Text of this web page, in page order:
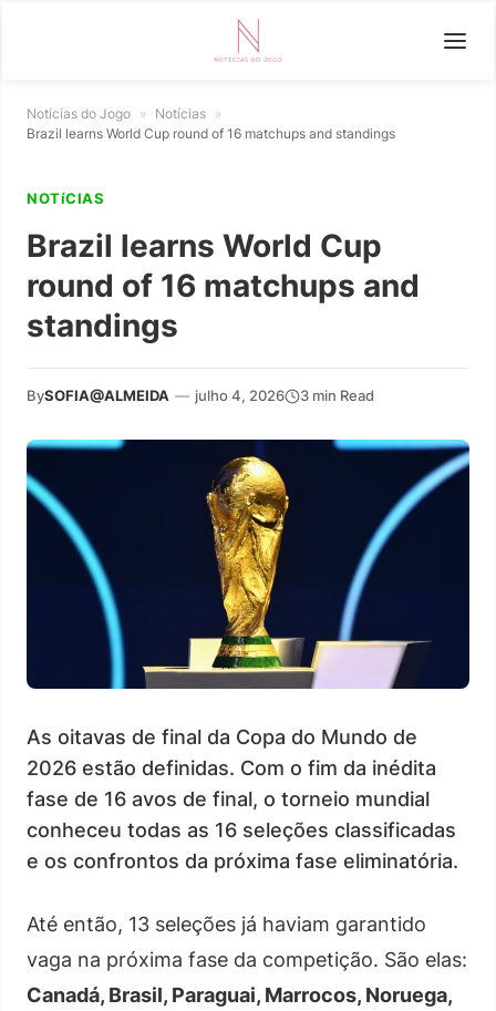
Notícias do Jogo » Notícias »
Brazil learns World Cup round of 16 matchups and standings
NOTíCIAS
Brazil learns World Cup
round of 16 matchups and
standings
BySOFIA@ALMEIDA — julho 4, 2026 3 min Read
As oitavas de final da Copa do Mundo de
2026 estão definidas. Com o fim da inédita
fase de 16 avos de final, o torneio mundial
conheceu todas as 16 seleções classificadas
e os confrontos da próxima fase eliminatória.
Até então, 13 seleções já haviam garantido
vaga na próxima fase da competição. São elas:
Canadá, Brasil, Paraguai, Marrocos, Noruega,